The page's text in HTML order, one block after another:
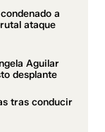
a
ataque
Aguilar
desplante
tras conducir